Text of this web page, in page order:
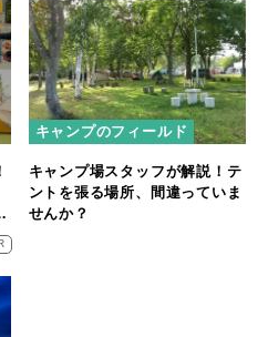
キャンプのフィールド
キャンプ場スタッフが解説！テ
ントを張る場所、間違っていま
せんか？